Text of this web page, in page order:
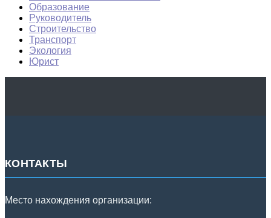
Образование
Руководитель
Строительство
Транспорт
Экология
Юрист
КОНТАКТЫ
Место нахождения организации: